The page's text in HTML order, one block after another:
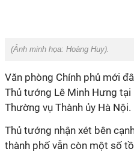
(Ảnh minh họa: Hoàng Huy).
Văn phòng Chính phủ mới
Thủ tướng Lê Minh Hưng
Thường vụ Thành ủy Hà Nội.
Thủ tướng nhận xét bên
thành phố vẫn còn một số